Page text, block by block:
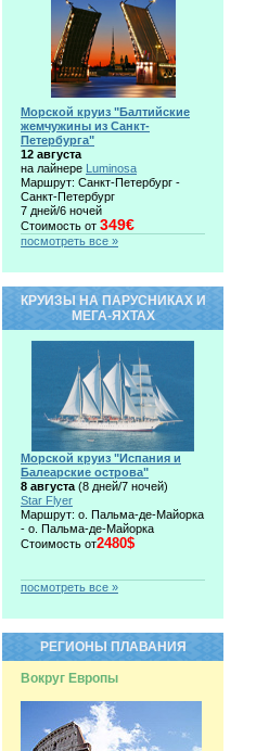
Морской круиз "Балтийские
жемчужины из Санкт-
Петербурга"
12 августа
на лайнере Luminosa
Маршрут: Санкт-Петербург -
Санкт-Петербург
7 дней/6 ночей
Стоимость от 349€
посмотреть все »
КРУИЗЫ НА ПАРУСНИКАХ И
МЕГА-ЯХТАХ
Морской круиз "Испания и
Балеарские острова"
8 августа (8 дней/7 ночей)
Star Flyer
Маршрут: о. Пальма-де-Майорка
- о. Пальма-де-Майорка
Стоимость от2480$
посмотреть все »
РЕГИОНЫ ПЛАВАНИЯ
Вокруг Европы